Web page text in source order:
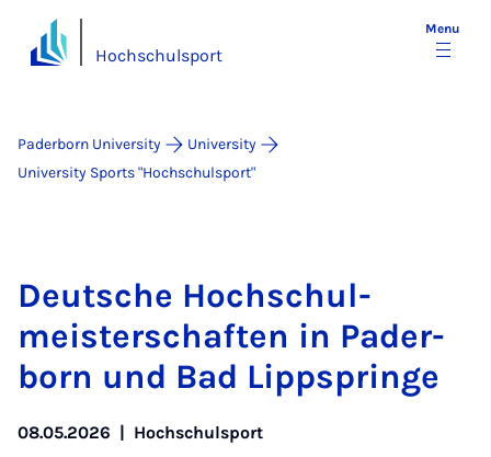
Hochschulsport
Menu
Paderborn University
University
University Sports "Hochschulsport"
Deutsche Hoch­schul­
meister­schaften in Pader­
born und Bad Lippspringe
08.05.2026 | Hochschulsport